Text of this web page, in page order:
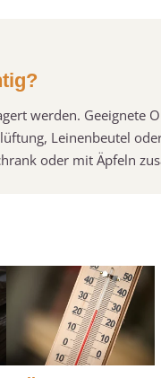
werden. Geeignete
Leinenbeutel
oder mit Äpfeln